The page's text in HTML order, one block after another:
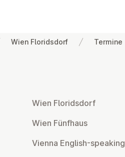
Wien Floridsdorf Termine
Wien Flo­rids­dorf
Wien Fünfhaus
Vienna English-speaking